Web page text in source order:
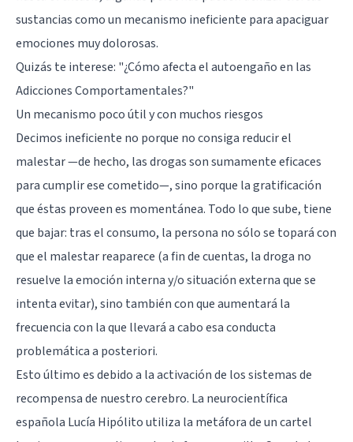
sustancias como un mecanismo ineficiente para apaciguar
emociones muy dolorosas.
Quizás te interese: "¿Cómo afecta el autoengaño en las
Adicciones Comportamentales?"
Un mecanismo poco útil y con muchos riesgos
Decimos ineficiente no porque no consiga reducir el
malestar —de hecho, las drogas son sumamente eficaces
para cumplir ese cometido—, sino porque la gratificación
que éstas proveen es momentánea. Todo lo que sube, tiene
que bajar: tras el consumo, la persona no sólo se topará con
que el malestar reaparece (a fin de cuentas, la droga no
resuelve la emoción interna y/o situación externa que se
intenta evitar), sino también con que aumentará la
frecuencia con la que llevará a cabo esa conducta
problemática a posteriori.
Esto último es debido a la activación de los sistemas de
recompensa de nuestro cerebro. La neurocientífica
española Lucía Hipólito utiliza la metáfora de un cartel